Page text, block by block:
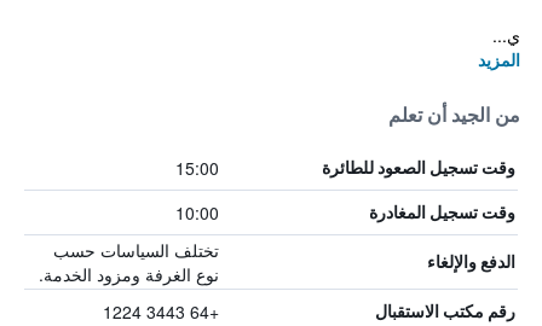
ي...
المزيد
من الجيد أن تعلم
وقت تسجيل الصعود للطائرة 15:00
وقت تسجيل المغادرة 10:00
الدفع والإلغاء
تختلف السياسات حسب
نوع الغرفة ومزود الخدمة.
رقم مكتب الاستقبال +64 3443 1224